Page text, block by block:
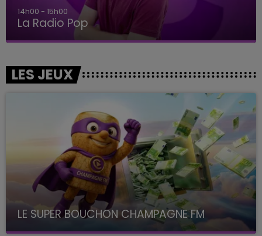
14h00 - 15h00
La Radio Pop
LES JEUX
LE SUPER BOUCHON CHAMPAGNE FM
avec La Famille Champagne FM, à 8H10